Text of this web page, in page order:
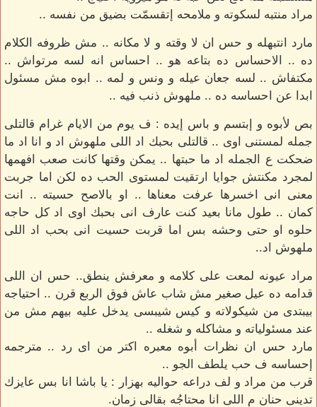
مراد منتبه لسكوته و ملامحه إتقسمّت بضيق من نفسه ..
مارد انتبهله و حس ان لا وقته و لا مكانه .. مش ظروفه الكلام
ده .. الاحساس ده بتاعه هو .. احساس انه لسه مرتواش ..
مكتفاش .. لسه جعان عيله و ونس و لمه .. ابوه مش مسئول
ابدا عن احساسه ده .. ملهوش ذنب فيه ..
بص لأبوه و إبتسم و باس إيده : ف يوم من الايام غرام قالتلى
جمله لمستنى اوى .. قالتلى بحبك اد اللى ملهوش اد و انا اد ما
ضحكت ع الجمله اد ما حبتها .. يمكن وقتها كانت صعب افهمها
لمجرد مكنتش جوايا ارتقيت لمستوى الحب ده لكن اما جربت
معنى انى اخسرها عرفت معناها .. او بالاصح حسيته .. انت
كمان .. طول مانا بعيد كنت عارف انى بحبك اوى اد كل حاجه
حلوه او حتى وحشه بس اما قربت حسيت انى بحب اد اللى
ملهوش اد..
مراد عيونه لمعت على كلامه و معرفش ينطق.. حس ان اللى
قدامه ده عيل صغير مش شاب عاش فوق الربع قرن .. احتياجه
بيبتدى من شيكولاته و كيس شيبسى يدخل عليه بيهم مش من
عند مسئولياته و مشاكله و شغله ..
مارد حس ان نظرات أبوه معبره اكتر من اى رد .. مترجمه
إحساسه ف حب يلطف الجو ..
قرب من مراد و لف دراعه حواليه بهزار : يا باشا انا بس عايزك
تدينى حنان م اللى انا محتاجُه بقالى زمان.